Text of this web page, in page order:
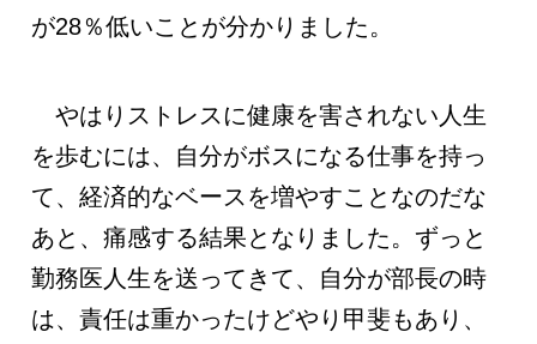
が28％低いことが分かりました。
やはりストレスに健康を害されない人生
を歩むには、自分がボスになる仕事を持っ
て、経済的なベースを増やすことなのだな
あと、痛感する結果となりました。ずっと
勤務医人生を送ってきて、自分が部長の時
は、責任は重かったけどやり甲斐もあり、